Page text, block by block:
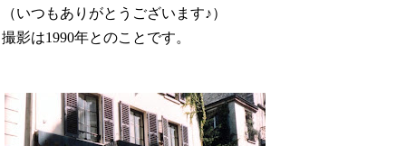
（いつもありがとうございます♪）
撮影は1990年とのことです。